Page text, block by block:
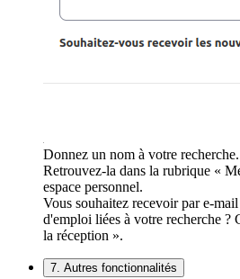
Donnez un nom à votre recherche.
Retrouvez-la dans la rubrique «
espace personnel.
Vous souhaitez recevoir par e-
d'emploi liées à votre recherche
la réception ».
7. Autres fonctionnalités